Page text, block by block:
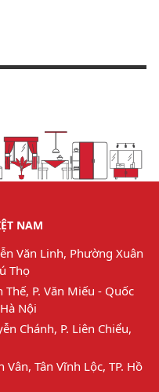
NAM
Văn Linh, Phường Xuân
Thọ
Thế, P. Văn Miếu - Quốc
Nội
Chánh, P. Liên Chiểu,
Vân, Tân Vĩnh Lộc, TP. Hồ